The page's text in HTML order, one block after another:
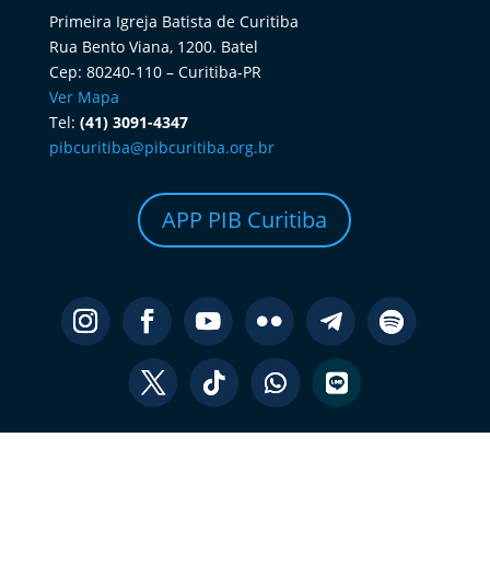
Primeira Igreja Batista de Curitiba
Rua Bento Viana, 1200. Batel
Cep: 80240-110 – Curitiba-PR
Ver Mapa
Tel: (41) 3091-4347
pibcuritiba@pibcuritiba.org.br
APP PIB Curitiba